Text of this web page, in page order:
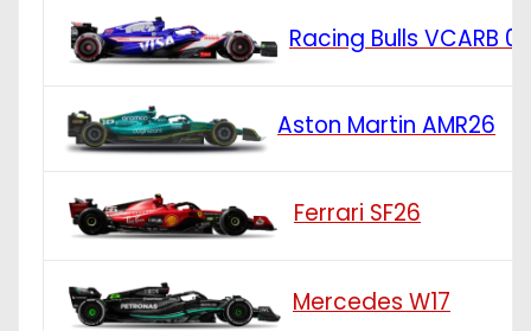
Racing Bulls VCARB 03
Aston Martin AMR26
Ferrari SF26
Mercedes W17